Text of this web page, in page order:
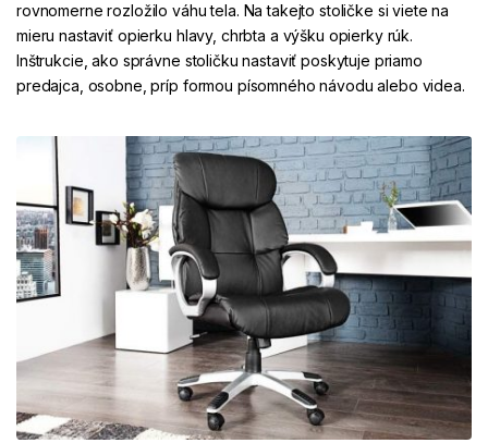
rovnomerne rozložilo váhu tela. Na takejto stoličke si viete na
mieru nastaviť opierku hlavy, chrbta a výšku opierky rúk.
Inštrukcie, ako správne stoličku nastaviť poskytuje priamo
predajca, osobne, príp formou písomného návodu alebo videa.